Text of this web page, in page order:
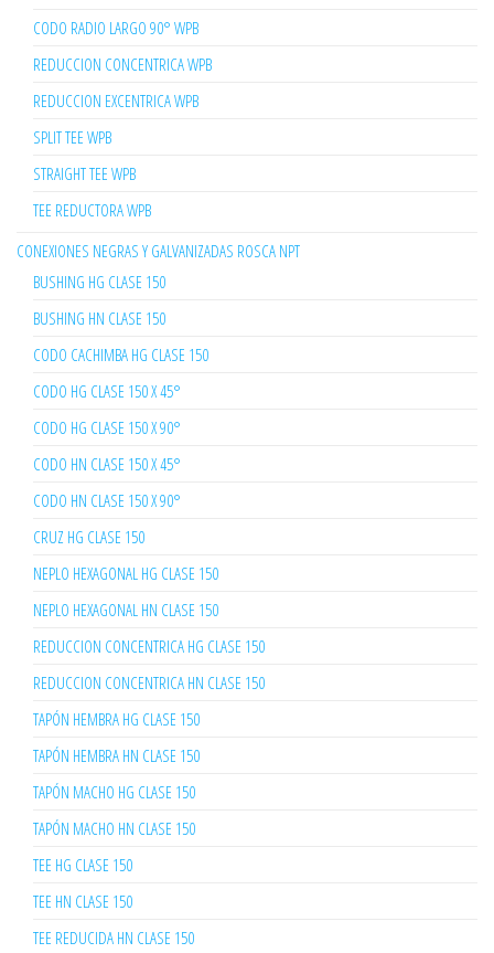
CODO RADIO LARGO 90° WPB
REDUCCION CONCENTRICA WPB
REDUCCION EXCENTRICA WPB
SPLIT TEE WPB
STRAIGHT TEE WPB
TEE REDUCTORA WPB
CONEXIONES NEGRAS Y GALVANIZADAS ROSCA NPT
BUSHING HG CLASE 150
BUSHING HN CLASE 150
CODO CACHIMBA HG CLASE 150
CODO HG CLASE 150 X 45°
CODO HG CLASE 150 X 90°
CODO HN CLASE 150 X 45°
CODO HN CLASE 150 X 90°
CRUZ HG CLASE 150
NEPLO HEXAGONAL HG CLASE 150
NEPLO HEXAGONAL HN CLASE 150
REDUCCION CONCENTRICA HG CLASE 150
REDUCCION CONCENTRICA HN CLASE 150
TAPÓN HEMBRA HG CLASE 150
TAPÓN HEMBRA HN CLASE 150
TAPÓN MACHO HG CLASE 150
TAPÓN MACHO HN CLASE 150
TEE HG CLASE 150
TEE HN CLASE 150
TEE REDUCIDA HN CLASE 150